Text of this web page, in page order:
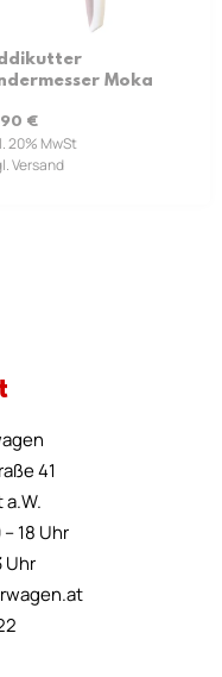
Moka
€
20% MwSt
Versand
41
18 Uhr
Uhr